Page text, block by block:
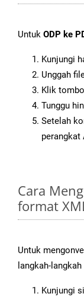
Untuk ODP ke
Kunjungi
Unggah
Klik tombol
Tunggu
Setelah
perangkat
Cara
format
Untuk
langkah-
Kunjungi